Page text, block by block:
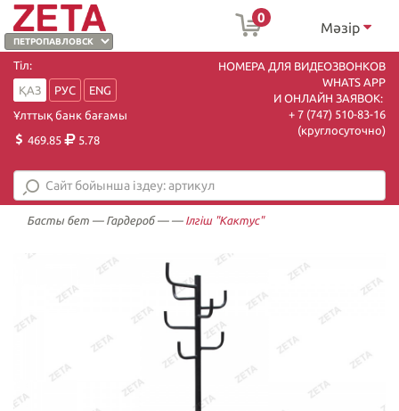
0
Мәзір
Тіл:
ҚАЗ
РУС
ENG
Ұлттық банк бағамы
469.85
5.78
НОМЕРА ДЛЯ ВИДЕОЗВОНКОВ
WHATS APP
И ОНЛАЙН ЗАЯВОК:
+ 7 (747) 510-83-16
(круглосуточно)
Басты бет — Гардероб— — Ілгіш "Кактус"